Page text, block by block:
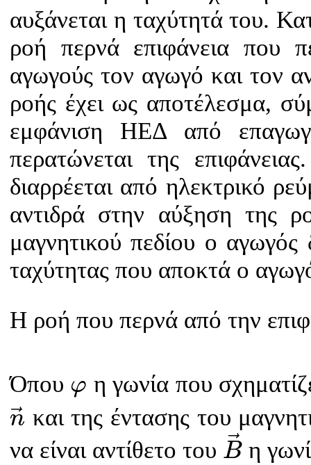
αυξάνεται η ταχύτητά του.
ροή περνά επιφάνεια που
αγωγούς τον αγωγό και τον
ροής έχει ως αποτέλεσμα,
εμφάνιση ΗΕΔ από
περατώνεται της
διαρρέεται από ηλεκτρικό
αντιδρά στην αύξηση της
μαγνητικού πεδίου ο αγωγός
ταχύτητας που αποκτά ο
Η ροή που περνά από την
Όπου φ
φ η γωνία που
n
n και της έντασης του
να είναι αντίθετο του B
B→
η